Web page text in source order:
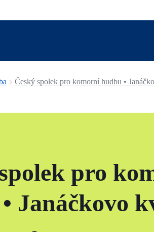
Český spolek pro komorní hudbu •
pro
Janáčkovo